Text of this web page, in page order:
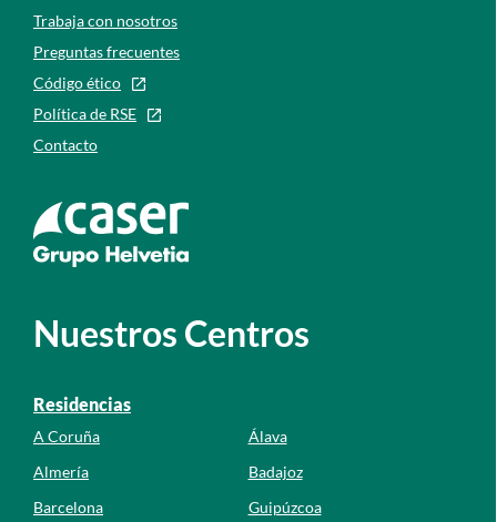
Trabaja con nosotros
Preguntas frecuentes
Código ético
Política de RSE
Contacto
Ir a la web de caser
Nuestros Centros
Residencias
A Coruña
Álava
Almería
Badajoz
Barcelona
Guipúzcoa